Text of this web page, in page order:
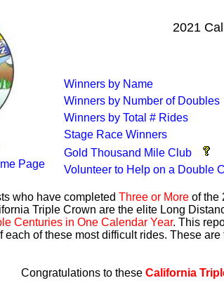
Page
2021
Winners by Name
Winners by Number of Doubles
Winners by Total # Rides
Stage Race Winners
Gold Thousand Mile Club
Volunteer to Help on a Double
who have completed Three or Moreof the
Triple Crown are the elite Long
Centuries in One Calendar Year. This
each of these most difficult rides. These
Congratulations to these California